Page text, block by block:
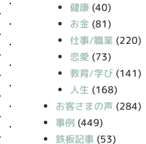
健康(40)
お金(81)
仕事/職業 (220)
恋愛 (73)
教育/学び(141)
人生 (168)
お客さまの声 (284)
事例 (449)
鉄板記事 (53)